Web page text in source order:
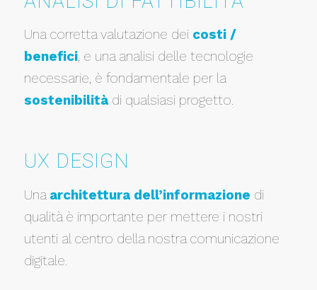
Una corretta valutazione dei costi /
benefici, e una analisi delle tecnologie
necessarie, è fondamentale per la
sostenibilitàdi qualsiasi progetto.
UX DESIGN
Una architettura dell’informazione di
qualità è importante per mettere i nostri
utenti al centro della nostra comunicazione
digitale.